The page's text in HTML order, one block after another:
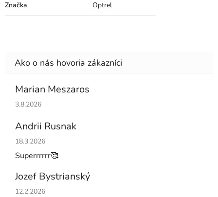
Značka Optrel
Marian Meszaros
Hodnotenie obchodu je 5 z 5 hviezdičiek.
3.8.2026
Andrii Rusnak
Hodnotenie obchodu je 5 z 5 hviezdičiek.
18.3.2026
Superrrrrr🥰
Jozef Bystrianský
Hodnotenie obchodu je 5 z 5 hviezdičiek.
12.2.2026